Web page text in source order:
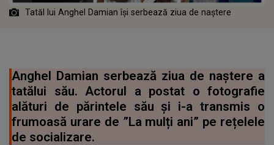
Tatăl lui Anghel Damian își serbează ziua de naștere
Anghel Damian serbează ziua de naștere a
tatălui său. Actorul a postat o fotografie
alături de părintele său și i-a transmis o
frumoasă urare de ”La mulți ani” pe rețelele
de socializare.